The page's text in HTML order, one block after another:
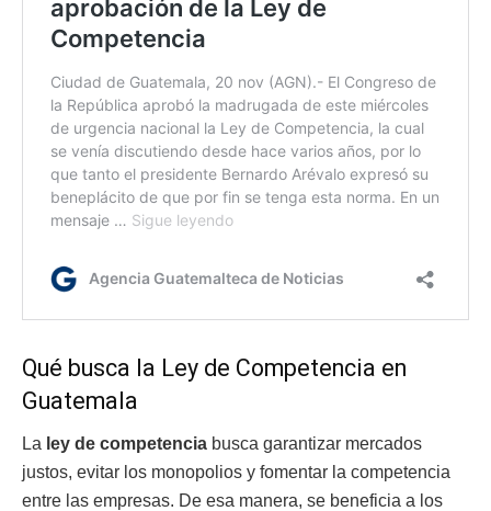
Qué busca la Ley de Competencia en
Guatemala
La ley de competencia busca garantizar mercados
justos, evitar los monopolios y fomentar la competencia
entre las empresas. De esa manera, se beneficia a los